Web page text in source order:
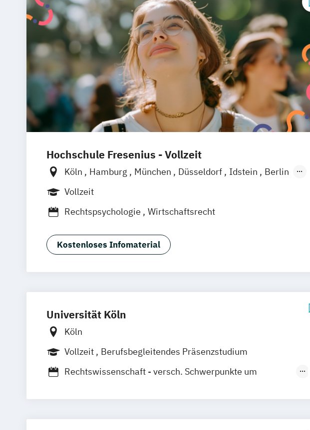
Hochschule Fresenius - Vollzeit
Köln Hamburg München Düsseldorf Idstein
Berlin
Frankfurt am Main
Vollzeit
Rechtspsychologie
Wirtschaftsrecht
Kostenloses Infomaterial
Universität Köln
Köln
Vollzeit
Berufsbegleitendes Präsenzstudium
Rechtswissenschaft - versch. Schwerpunkte um
Unternehmenssteuerrecht Wirtschaftsrecht